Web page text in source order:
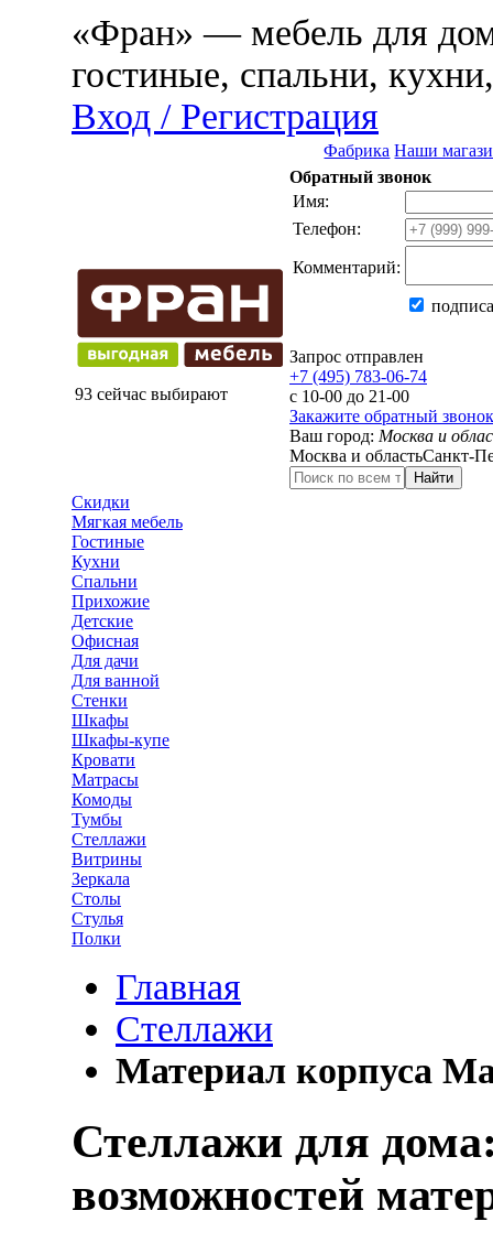
«Фран» — мебель для
гостиные, спальни,
Вход / Регистрация
Фабрика Наши
93 сейчас выбирают
Обратный звонок
Имя:
Телефон:
Комментарий:
Запрос отправлен
+7 (495) 783-06-74
с 10-00 до 21-00
Закажите обратный звонок
Ваш город: Москва и
Москва и областьСанкт-
Найти
Скидки
Мягкая мебель
Гостиные
Кухни
Спальни
Прихожие
Детские
Офисная
Для дачи
Для ванной
Стенки
Шкафы
Шкафы-купе
Кровати
Матрасы
Комоды
Тумбы
Стеллажи
Витрины
Зеркала
Столы
Стулья
Полки
Главная
Стеллажи
Материал корпуса
Стеллажи для
возможностей